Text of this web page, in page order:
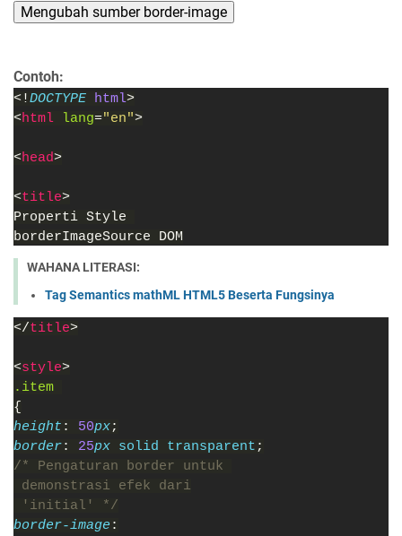
Mengubah sumber border-image
Contoh:
<!DOCTYPE html>
<html lang="en">
<head>
<title>
Properti Style
borderImageSource DOM
WAHANA LITERASI:
Tag Semantics mathML HTML5 Beserta Fungsinya
</title>
<style>
.item
{
height : 50px;
border: 25px solid transparent ;
/* Pengaturan border untuk
demonstrasi efek dari
'initial' */
border-image :